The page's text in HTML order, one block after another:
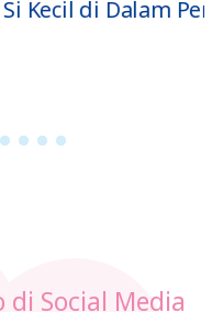
Dalam Perut
7 8 9 1
Social Media